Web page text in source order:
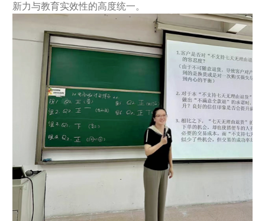
新力与教育实效性的高度统一。